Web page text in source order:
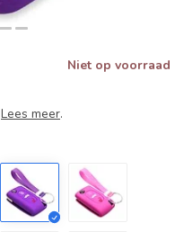
Niet op voorraad
Lees meer.